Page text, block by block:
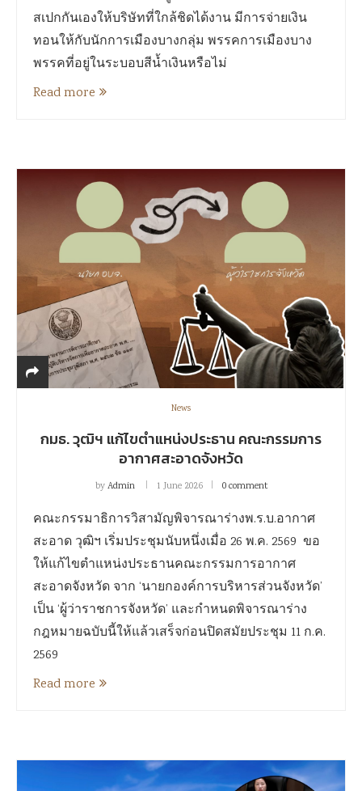
สเปกกันเองให้บริษัทที่ใกล้ชิดได้งาน มีการจ่ายเงิน
ทอนให้กับนักการเมืองบางกลุ่ม พรรคการเมืองบาง
พรรคที่อยู่ในระบอบสีน้ำเงินหรือไม่
Read more
News
กมธ. วุฒิฯ แก้ไขตำแหน่งประธาน คณะกรรมการ
อากาศสะอาดจังหวัด
byAdmin 1 June 2026 0 comment
คณะกรรมาธิการวิสามัญพิจารณาร่างพ.ร.บ.อากาศ
สะอาด วุฒิฯ เริ่มประชุมนับหนึ่งเมื่อ 26 พ.ค. 2569 ขอ
ให้แก้ไขตำแหน่งประธานคณะกรรมการอากาศ
สะอาดจังหวัด จาก ‘นายกองค์การบริหารส่วนจังหวัด’
เป็น ‘ผู้ว่าราชการจังหวัด’ และกำหนดพิจารณาร่าง
กฎหมายฉบับนี้ให้แล้วเสร็จก่อนปิดสมัยประชุม 11 ก.ค.
2569
Read more